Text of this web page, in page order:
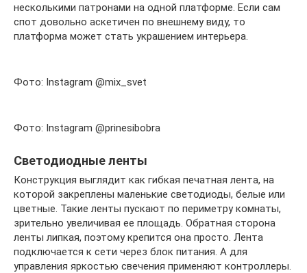
несколькими патронами на одной платформе. Если сам
спот довольно аскетичен по внешнему виду, то
платформа может стать украшением интерьера.
Фото: Instagram @mix_svet
Фото: Instagram @prinesibobra
Светодиодные ленты
Конструкция выглядит как гибкая печатная лента, на
которой закреплены маленькие светодиоды, белые или
цветные. Такие ленты пускают по периметру комнаты,
зрительно увеличивая ее площадь. Обратная сторона
ленты липкая, поэтому крепится она просто. Лента
подключается к сети через блок питания. А для
управления яркостью свечения применяют контроллеры.